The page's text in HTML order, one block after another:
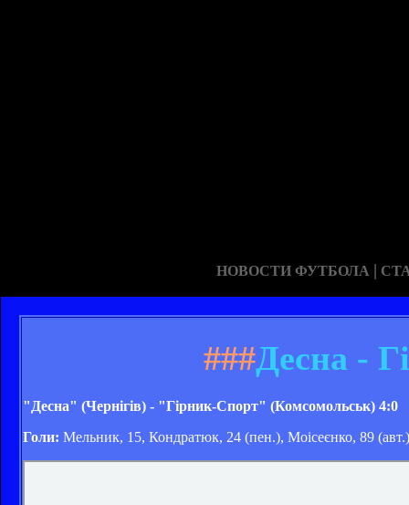
НОВОСТИ ФУТБОЛА |
###Десна -
"Десна" (Чернігів) - "Гірник-Спорт" (Комсомольськ) 4:0
Голи: Мельник, 15, Кондратюк, 24 (пен.), Моісеєнко, 89